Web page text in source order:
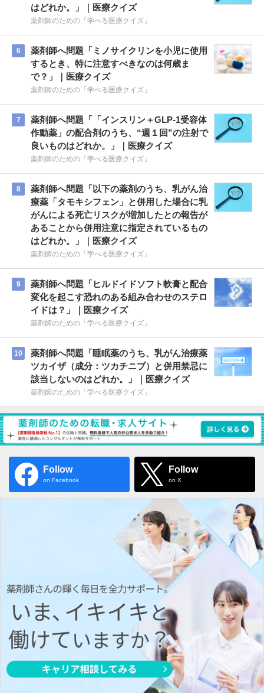
はどれか。」｜医療クイズ
薬剤師のための「学べる医療クイズ」
6
薬剤師へ問題「ミノサイクリンを小児に使用
するとき、特に注意すべきなのは何歳ま
で？」｜医療クイズ
薬剤師のための「学べる医療クイズ」
7
薬剤師へ問題「「インスリン＋GLP-1受容体
作動薬」の配合剤のうち、“週１回”の注射で
良いものはどれか。」｜医療クイズ
薬剤師のための「学べる医療クイズ」
8
薬剤師へ問題「以下の薬剤のうち、乳がん治
療薬「タモキシフェン」と併用した場合に乳
がんによる死亡リスクが増加したとの報告が
あることから併用注意に指定されているもの
はどれか。」｜医療クイズ
薬剤師のための「学べる医療クイズ」
9
薬剤師へ問題「ヒルドイドソフト軟膏と配合
変化を起こす恐れのある組み合わせのステロ
イドは？」｜医療クイズ
薬剤師のための「学べる医療クイズ」
10
薬剤師へ問題「睡眠薬のうち、乳がん治療薬
ツカイザ（成分：ツカチニブ）と併用禁忌に
該当しないのはどれか。」｜医療クイズ
薬剤師のための「学べる医療クイズ」
Follow
on Facebook
Follow
on X